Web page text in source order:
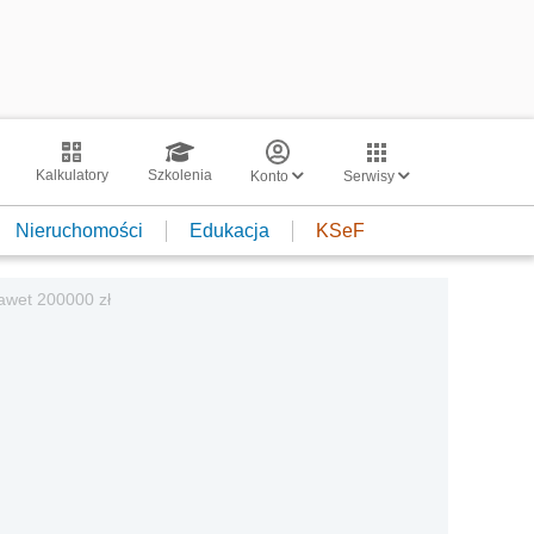
Kalkulatory Szkolenia Konto Serwisy
Nieruchomości Edukacja KSeF
200000 zł